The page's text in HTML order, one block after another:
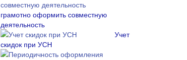
грамотно оформить совместную
деятельность
Учет
скидок при УСН